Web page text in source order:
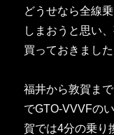
どうせなら全線
しまおうと思い
買っておきました
福井から敦賀ま
でGTO-VVVFの
賀では4分の乗り